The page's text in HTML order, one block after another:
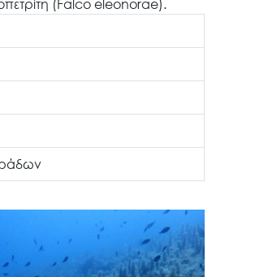
(Falco eleonorae).